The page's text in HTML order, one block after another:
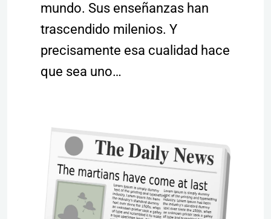
mundo. Sus enseñanzas han
trascendido milenios. Y
precisamente esa cualidad hace
que sea uno…